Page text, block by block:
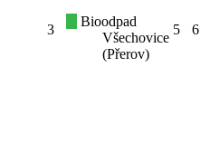
3
Bioodpad
Všechovice
(Přerov)
5 6